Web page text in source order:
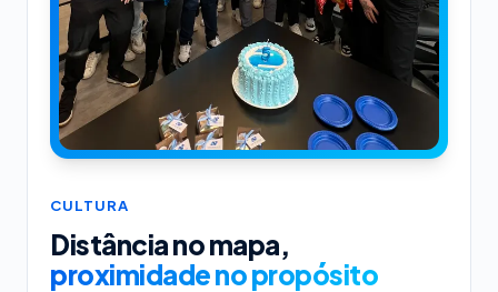
CULTURA
Distância no mapa,
proximidade no propósito